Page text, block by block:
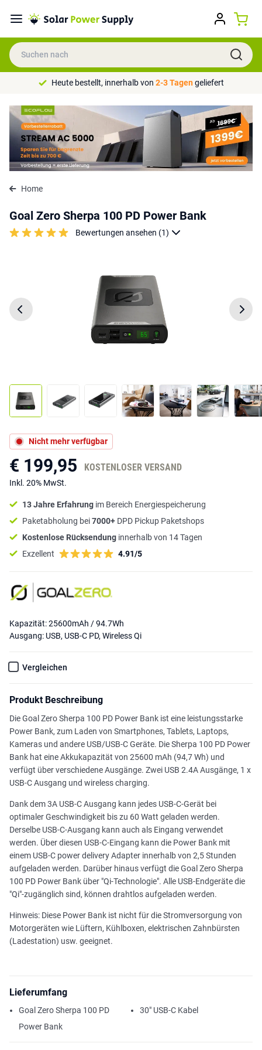
Heute bestellt, innerhalb von 2-3 Tagengeliefert
Home
Goal Zero Sherpa 100 PD Power Bank
Bewertungen ansehen (1)
Nicht mehr verfügbar
€ 199,95 KOSTENLOSER VERSAND
Inkl. 20% MwSt.
13 Jahre Erfahrung im Bereich Energiespeicherung
Paketabholung bei7000+ DPD Pickup Paketshops
Kostenlose Rücksendung innerhalb von 14 Tagen
Exzellent
4.91/5
Kapazität: 25600mAh / 94.7Wh
Ausgang: USB, USB-C PD, Wireless Qi
Vergleichen
Produkt Beschreibung
Die Goal Zero Sherpa 100 PD Power Bank ist eine leistungsstarke
Power Bank, zum Laden von Smartphones, Tablets, Laptops,
Kameras und andere USB/USB-C Geräte. Die Sherpa 100 PD Power
Bank hat eine Akkukapazität von 25600 mAh (94,7 Wh) und
verfügt über verschiedene Ausgänge. Zwei USB 2.4A Ausgänge, 1 x
USB-C Ausgang und wireless charging.
Dank dem 3A USB-C Ausgang kann jedes USB-C-Gerät bei
optimaler Geschwindigkeit bis zu 60 Watt geladen werden.
Derselbe USB-C-Ausgang kann auch als Eingang verwendet
werden. Über diesen USB-C-Eingang kann die Power Bank mit
einem USB-C power delivery Adapter innerhalb von 2,5 Stunden
aufgeladen werden. Darüber hinaus verfügt die Goal Zero Sherpa
100 PD Power Bank über "Qi-Technologie". Alle USB-Endgeräte die
"Qi"-zugänglich sind, können drahtlos aufgeladen werden.
Hinweis: Diese Power Bank ist nicht für die Stromversorgung von
Motorgeräten wie Lüftern, Kühlboxen, elektrischen Zahnbürsten
(Ladestation) usw. geeignet.
Lieferumfang
Goal Zero Sherpa 100 PD
Power Bank
30" USB-C Kabel